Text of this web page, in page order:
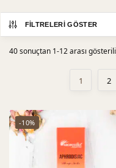
FILTRELERI GÖSTER
40 sonuçtan 1-12 arası
1 2
-10%